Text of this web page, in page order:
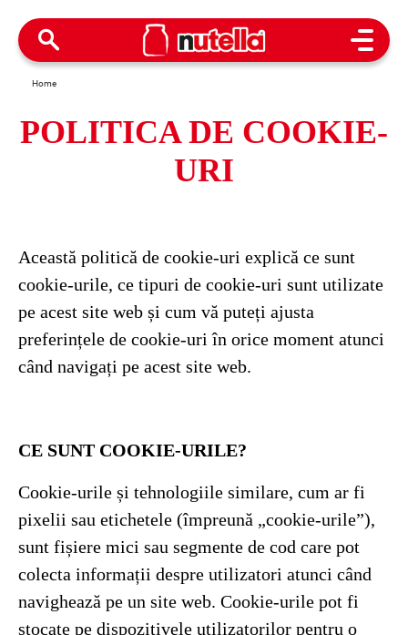
Open
Home
POLITICA DE COOKIE-
URI
Această politică de cookie-uri explică ce sunt
cookie-urile, ce tipuri de cookie-uri sunt utilizate
pe acest site web și cum vă puteți ajusta
preferințele de cookie-uri în orice moment atunci
când navigați pe acest site web.
CE SUNT COOKIE-URILE?
Cookie-urile și tehnologiile similare, cum ar fi
pixelii sau etichetele (împreună „cookie-urile”),
sunt fișiere mici sau segmente de cod care pot
colecta informații despre utilizatori atunci când
navighează pe un site web. Cookie-urile pot fi
stocate pe dispozitivele utilizatorilor pentru o